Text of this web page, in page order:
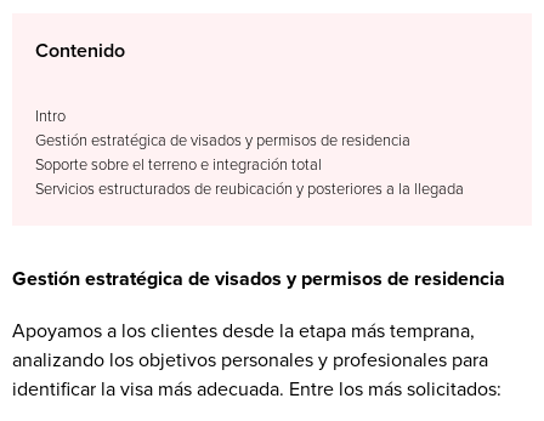
Contenido
Intro
Gestión estratégica de visados y permisos de residencia
Soporte sobre el terreno e integración total
Servicios estructurados de reubicación y posteriores a la llegada
Gestión estratégica de visados y permisos de residencia
Apoyamos a los clientes desde la etapa más temprana,
analizando los objetivos personales y profesionales para
identificar la visa más adecuada. Entre los más solicitados: